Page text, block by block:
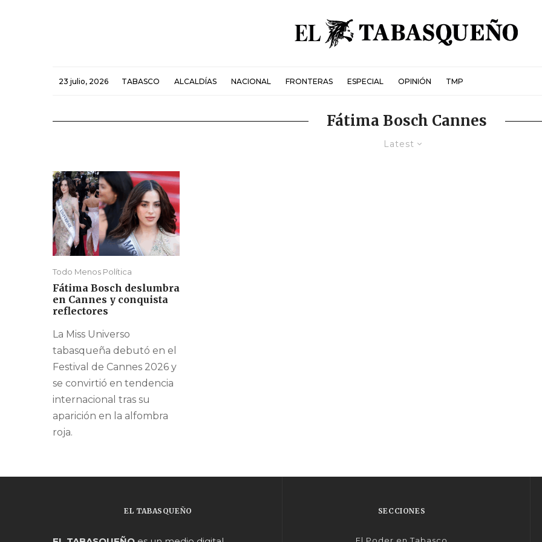
23 julio, 2026 TABASCO ALCALDÍAS NACIONAL FRONTERAS ESPECIAL OPINIÓN TMP
Fátima Bosch Cannes
Latest
Todo Menos Política
Fátima Bosch deslumbra
en Cannes y conquista
reflectores
La Miss Universo
tabasqueña debutó en el
Festival de Cannes 2026 y
se convirtió en tendencia
internacional tras su
aparición en la alfombra
roja.
EL TABASQUEÑO SECCIONES